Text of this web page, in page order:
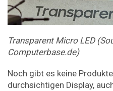
Transparent Micro LED
Computerbase.de)
Noch gibt es keine
durchsichtigen Display,